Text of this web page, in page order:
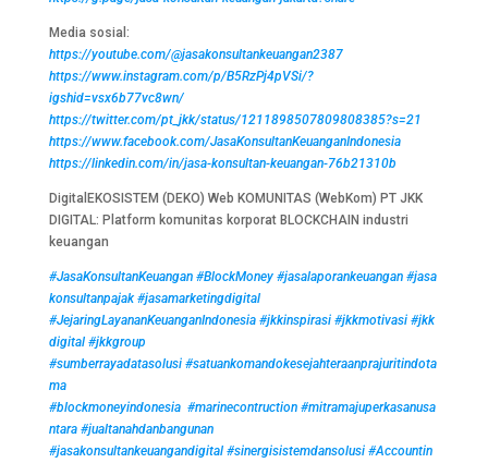
Media sosial:
https://youtube.com/@jasakonsultankeuangan2387
https://www.instagram.com/p/B5RzPj4pVSi/?
igshid=vsx6b77vc8wn/
https://twitter.com/pt_jkk/status/1211898507809808385?s=21
https://www.facebook.com/JasaKonsultanKeuanganIndonesia
https://linkedin.com/in/jasa-konsultan-keuangan-76b21310b
DigitalEKOSISTEM (DEKO) Web KOMUNITAS (WebKom) PT JKK
DIGITAL: Platform komunitas korporat BLOCKCHAIN industri
keuangan
#JasaKonsultanKeuangan #BlockMoney #jasalaporankeuangan #jasa
konsultanpajak #jasamarketingdigital
#JejaringLayananKeuanganIndonesia #jkkinspirasi #jkkmotivasi #jkk
digital #jkkgroup
#sumberrayadatasolusi #satuankomandokesejahteraanprajuritindota
ma
#blockmoneyindonesia #marinecontruction #mitramajuperkasanusa
ntara #jualtanahdanbangunan
#jasakonsultankeuangandigital #sinergisistemdansolusi #Accountin